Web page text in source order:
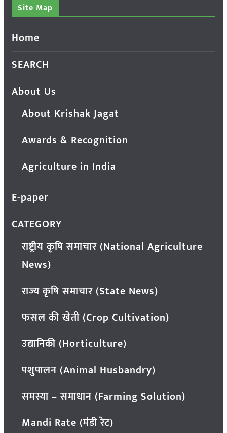
Site Map
Home
SEARCH
About Us
About Krishak Jagat
Awards & Recognition
Agriculture in India
E-paper
CATEGORY
राष्ट्रीय कृषि समाचार (National Agriculture
News)
राज्य कृषि समाचार (State News)
फसल की खेती (Crop Cultivation)
उद्यानिकी (Horticulture)
पशुपालन (Animal Husbandry)
समस्या – समाधान (Farming Solution)
Mandi Rate (मंडी रेट)